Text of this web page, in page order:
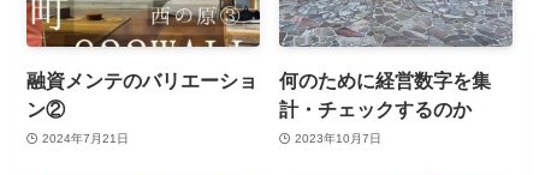
融資メンテのバリエーショ
ン②
2024年7月21日
何のために経営数字を集
計・チェックするのか
2023年10月7日